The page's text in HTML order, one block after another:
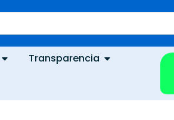
Transparencia